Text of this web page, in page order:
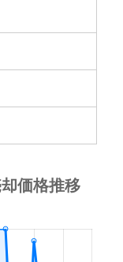
鞍馬口
徒歩24
北大路